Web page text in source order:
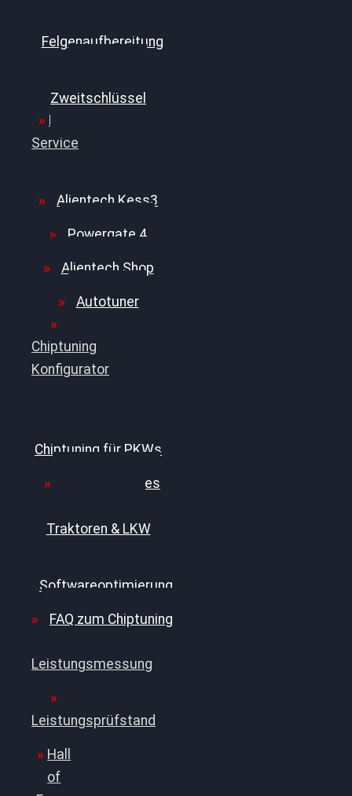
Felgenaufbereitung
Zweitschlüssel
Service
Alientech Kess3
Powergate 4
Alientech Shop
Autotuner
Chiptuning
Konfigurator
Chiptuning für PKWs
Professionelles
Traktoren & LKW
Softwareoptimierung
FAQ zum Chiptuning
Leistungsmessung
Leistungsprüfstand
Hall
of